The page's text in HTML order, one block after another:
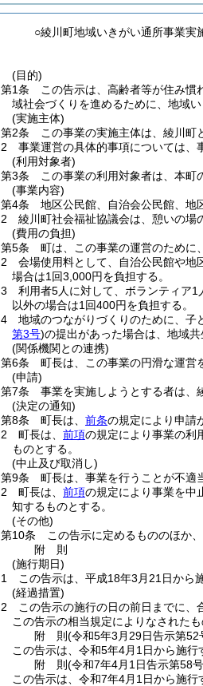
○綾川町地域いきがい通所事業実
(目的)
第1条
この告示は、高齢者等が住み
域社会づくりを進めるために、地域
(実施主体)
第2条
この事業の実施主体は、綾川町
2
事業運営の具体的事項については、
(利用対象者)
第3条
この事業の利用対象者は、本町
(事業内容)
第4条
地区公民館、自治会公民館、地
2
綾川町社会福祉協議会は、憩いの場
(費用の負担)
第5条
町は、この事業の運営のために
2
会場使用料として、自治公民館や地
場合は1回3,000円を負担する。
3
利用者5人に対して、ボランティア
以外の場合は1回400円を負担する。
4
地域のつながりづくりのために、子
第3号)の提出があった場合は、地域
(関係機関との連携)
第6条
町長は、この事業の円滑な運営
(申請)
第7条
事業を実施しようとする者は、
(決定の通知)
第8条
町長は、 前条の規定により申請
2
町長は、 前項の規定により事業の利
ものとする。
(中止及び取消し)
第9条
町長は、事業を行うことが不適
2
町長は、 前項の規定により事業を中
知するものとする。
(その他)
第10条
この告示に定めるもののほか
附 則
(施行期日)
1
この告示は、平成18年3月21日から
(経過措置)
2
この告示の施行の日の前日までに
この告示の相当規定によりなされたも
附 則(令和5年3月29日告示第52
この告示は、令和5年4月1日から施行
附 則(令和7年4月1日告示第58
この告示は、令和7年4月1日から施行